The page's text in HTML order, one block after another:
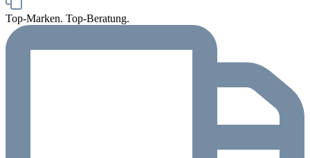
Top-Marken. Top-Beratung.